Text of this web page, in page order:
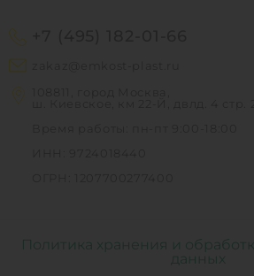
Политика хранения и
данных